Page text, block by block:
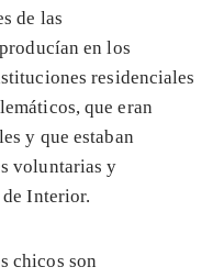
de las
en los
residenciales
que eran
y que estaban
voluntarias y
Interior.
chicos son